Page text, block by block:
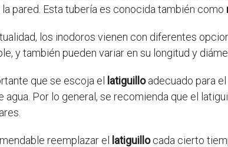
la pared. Esta tubería es conocida también como
los inodoros vienen con diferentes
y también pueden variar en su longitud y
que se escoja el latiguilloadecuado para
agua. Por lo general, se recomienda que el
reemplazar el latiguillocada cierto